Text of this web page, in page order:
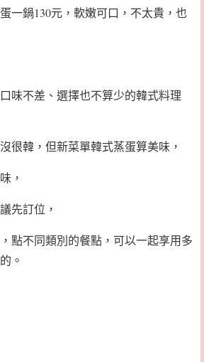
一鍋130元，軟嫩可口，不太貴，也
味不差、選擇也不算少的韓式料理
很韓，但新菜單韓式蒸蛋算美味，
，
先訂位，
點不同類別的餐點，可以一起享用多
。